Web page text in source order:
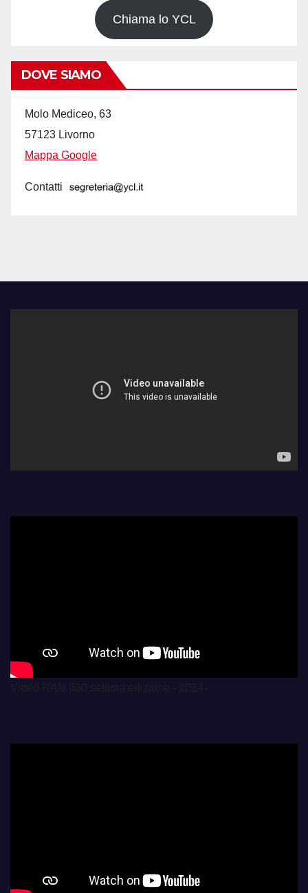
Chiama lo YCL
DOVE SIAMO
Molo Mediceo, 63
57123 Livorno
Mappa Google
Contatti